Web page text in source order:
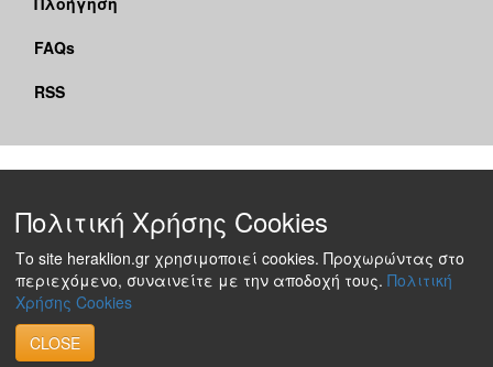
FAQs
RSS
Πολιτική Χρήσης Cookies
Το site heraklion.gr χρησιμοποιεί cookies. Προχωρώντας στο
περιεχόμενο, συναινείτε με την αποδοχή τους. Πολιτική
Χρήσης Cookies
CLOSE